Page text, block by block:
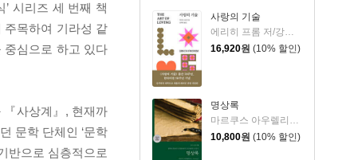
사랑의 기술
에리히 프롬 저/강주헌 역
16,920원 (10% 할인)
명상록
마르쿠스 아우렐리우스 저/박문재 역
10,800원 (10% 할인)
시리즈 세 번째 책
주목하여 기라성 같
중심으로 하고 있다
『사상계』, 현재까
문학 단체인 ‘문학
반으로 심층적으로